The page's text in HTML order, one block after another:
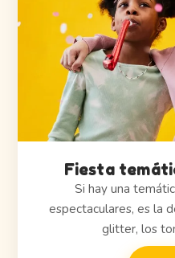
Fiesta
Si hay una
espectaculares, es la
glitter, los